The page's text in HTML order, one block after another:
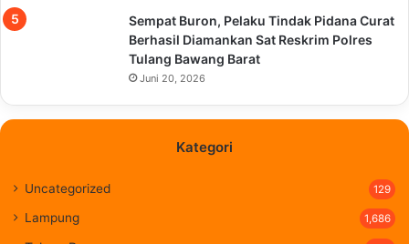
Sempat Buron, Pelaku Tindak Pidana Curat
Berhasil Diamankan Sat Reskrim Polres
Tulang Bawang Barat
Juni 20, 2026
Kategori
Uncategorized 129
Lampung 1,686